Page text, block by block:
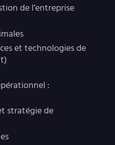
de l’entreprise
et technologies de
:
stratégie de